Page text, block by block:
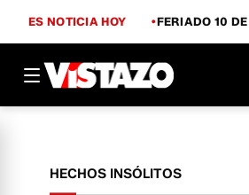
ES NOTICIA HOY FERIADO 10
HECHOS INSÓLITOS